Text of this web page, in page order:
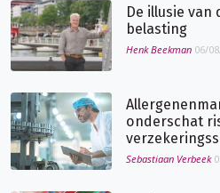
De illusie van
belasting
Henk Beekman 06/
onderschat
Sebastiaan Verbeek